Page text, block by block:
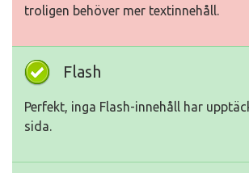
troligen behöver mer textinnehåll.
Flash
Perfekt, inga Flash-innehåll har
sida.